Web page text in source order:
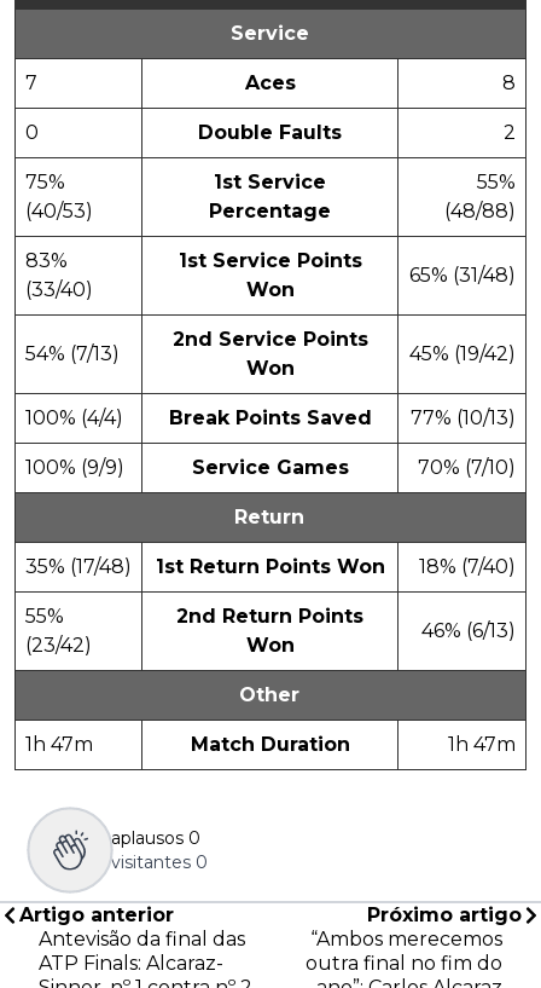
Service
7 Aces 8
0 Double Faults 2
75%
(40/53)
1st Service
Percentage
55%
(48/88)
83%
(33/40)
1st Service Points
Won
65% (31/48)
54% (7/13)
2nd Service Points
Won
45% (19/42)
100% (4/4) Break Points Saved 77% (10/13)
100% (9/9) Service Games 70% (7/10)
Return
35% (17/48) 1st Return Points Won 18% (7/40)
55%
(23/42)
2nd Return Points
Won
46% (6/13)
Other
1h 47m Match Duration 1h 47m
aplausos 0
visitantes 0
Artigo anterior
Antevisão da final das
ATP Finals: Alcaraz-
Próximo artigo
“Ambos merecemos
outra final no fim do